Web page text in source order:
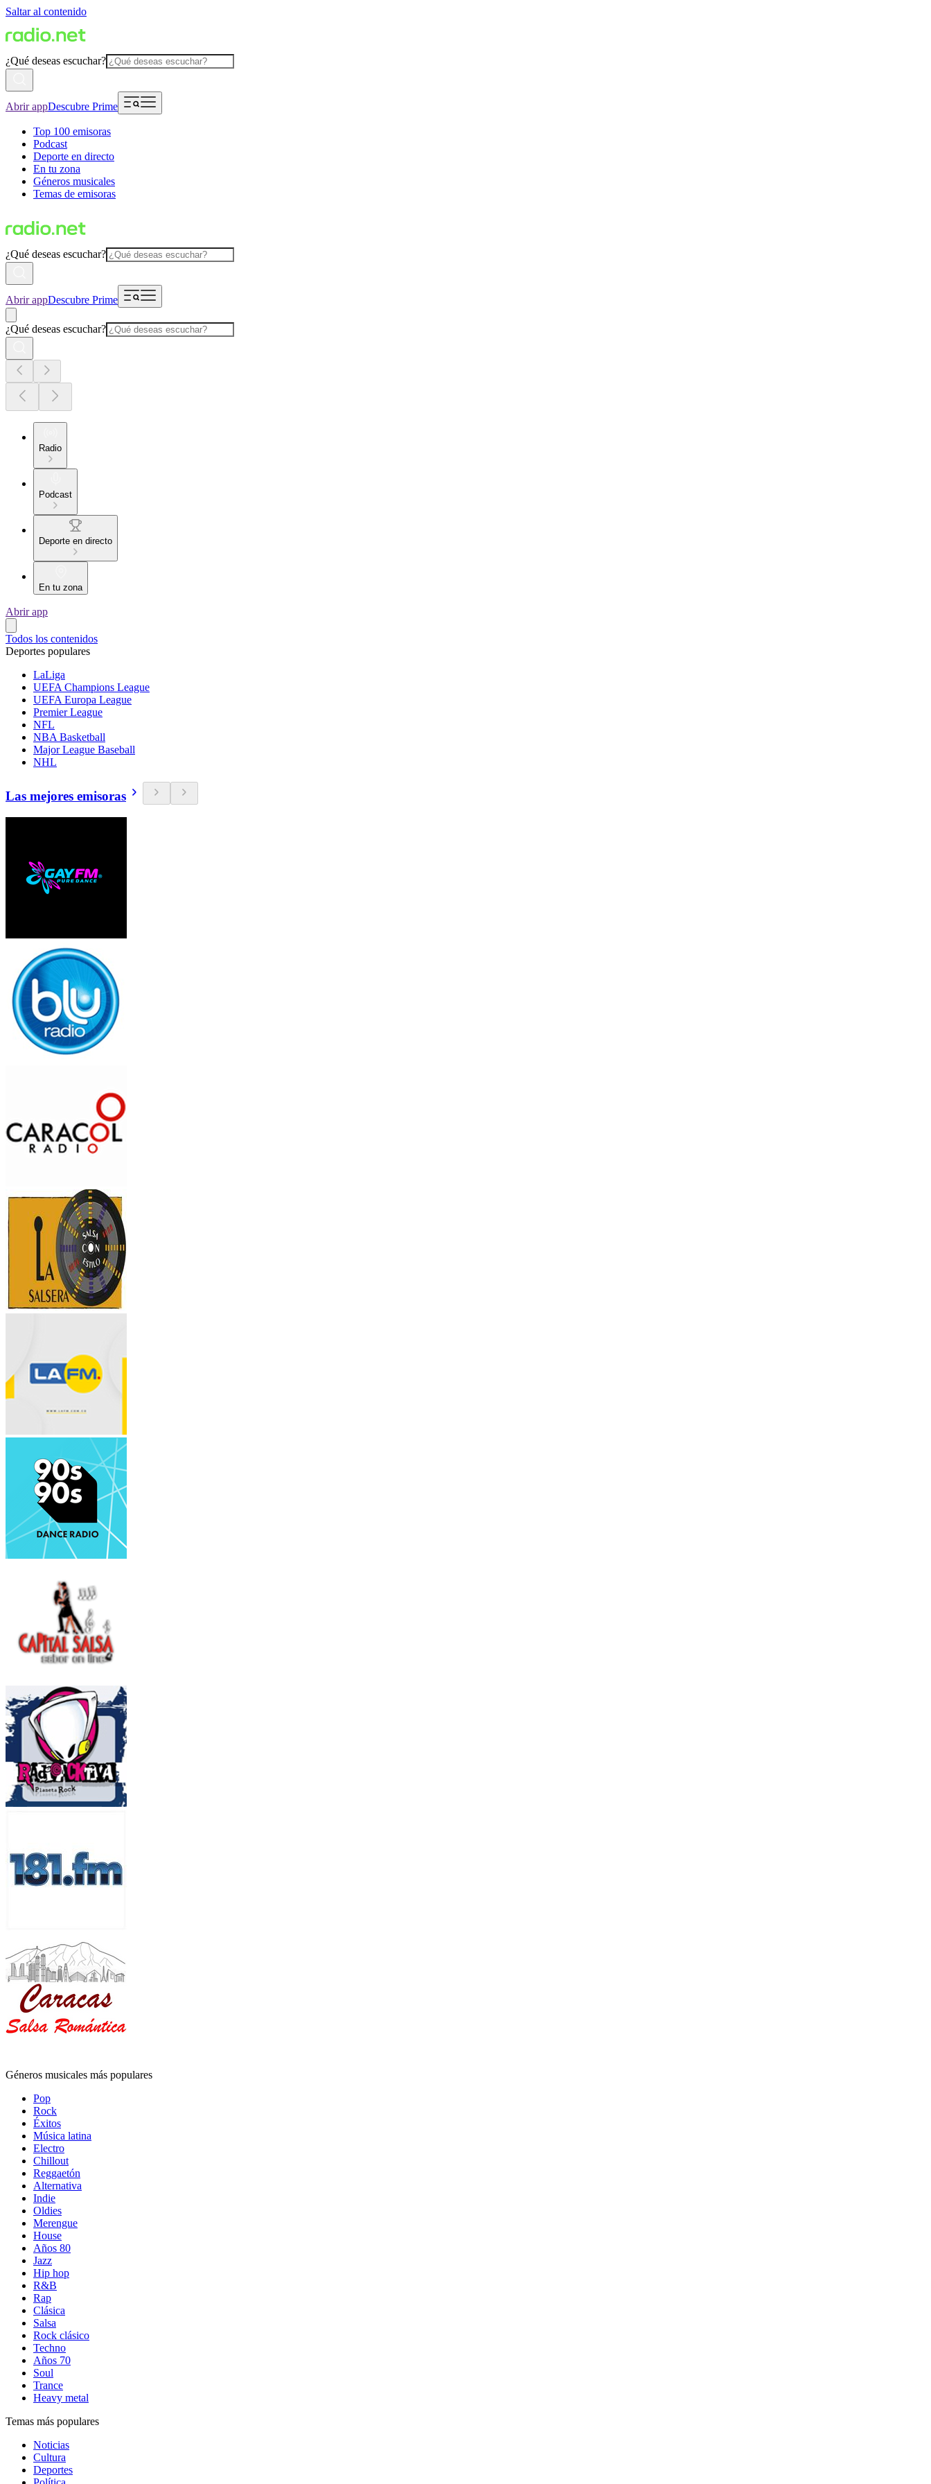
Saltar al contenido
¿Qué deseas escuchar?
Abrir appDescubre Prime
Top 100 emisoras
Podcast
Deporte en directo
En tu zona
Géneros musicales
Temas de emisoras
¿Qué deseas escuchar?
Abrir appDescubre Prime
¿Qué deseas escuchar?
Radio
Podcast
Deporte en directo
En tu zona
Abrir app
Todos los contenidos
Deportes populares
LaLiga
UEFA Champions League
UEFA Europa League
Premier League
NFL
NBA Basketball
Major League Baseball
NHL
Las mejores emisoras
Géneros musicales más populares
Pop
Rock
Éxitos
Música latina
Electro
Chillout
Reggaetón
Alternativa
Indie
Oldies
Merengue
House
Años 80
Jazz
Hip hop
R&B
Rap
Clásica
Salsa
Rock clásico
Techno
Años 70
Soul
Trance
Heavy metal
Temas más populares
Noticias
Cultura
Deportes